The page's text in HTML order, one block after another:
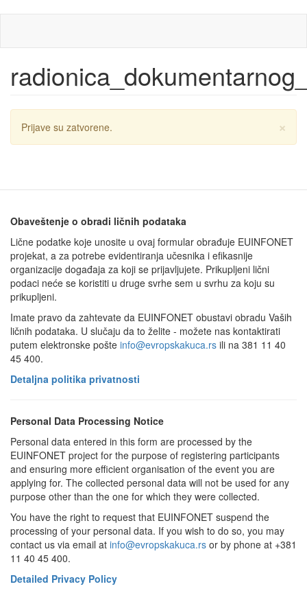
main
×
Warning
message
Prijave su zatvorene.
Obaveštenje o obradi ličnih podataka
Lične podatke koje unosite u ovaj formular obrađuje EUINFONET
projekat, a za potrebe evidentiranja učesnika i efikasnije
organizacije događaja za koji se prijavljujete. Prikupljeni lični
podaci neće se koristiti u druge svrhe sem u svrhu za koju su
prikupljeni.
Imate pravo da zahtevate da EUINFONET obustavi obradu Vaših
ličnih podataka. U slučaju da to želite - možete nas kontaktirati
putem elektronske pošte info@evropskakuca.rs ili na 381 11 40
45 400.
Detaljna politika privatnosti
Personal Data Processing Notice
Personal data entered in this form are processed by the
EUINFONET project for the purpose of registering participants
and ensuring more efficient organisation of the event you are
applying for. The collected personal data will not be used for any
purpose other than the one for which they were collected.
You have the right to request that EUINFONET suspend the
processing of your personal data. If you wish to do so, you may
contact us via email at info@evropskakuca.rs or by phone at +381
11 40 45 400.
Detailed Privacy Policy